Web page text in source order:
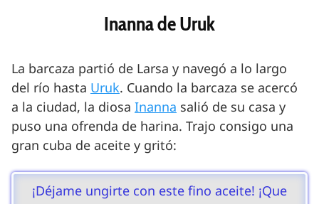
Inanna de Uruk
La barcaza partió de Larsa y navegó a lo largo
del río hasta Uruk. Cuando la barcaza se acercó
a la ciudad, la diosa Inanna salió de su casa y
puso una ofrenda de harina. Trajo consigo una
gran cuba de aceite y gritó:
¡Déjame ungirte con este fino aceite! ¡Que